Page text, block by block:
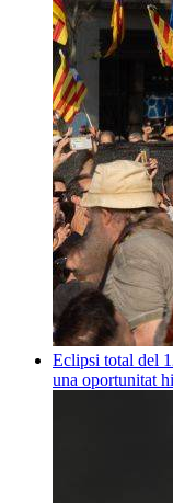
Eclipsi total del
una oportunitat